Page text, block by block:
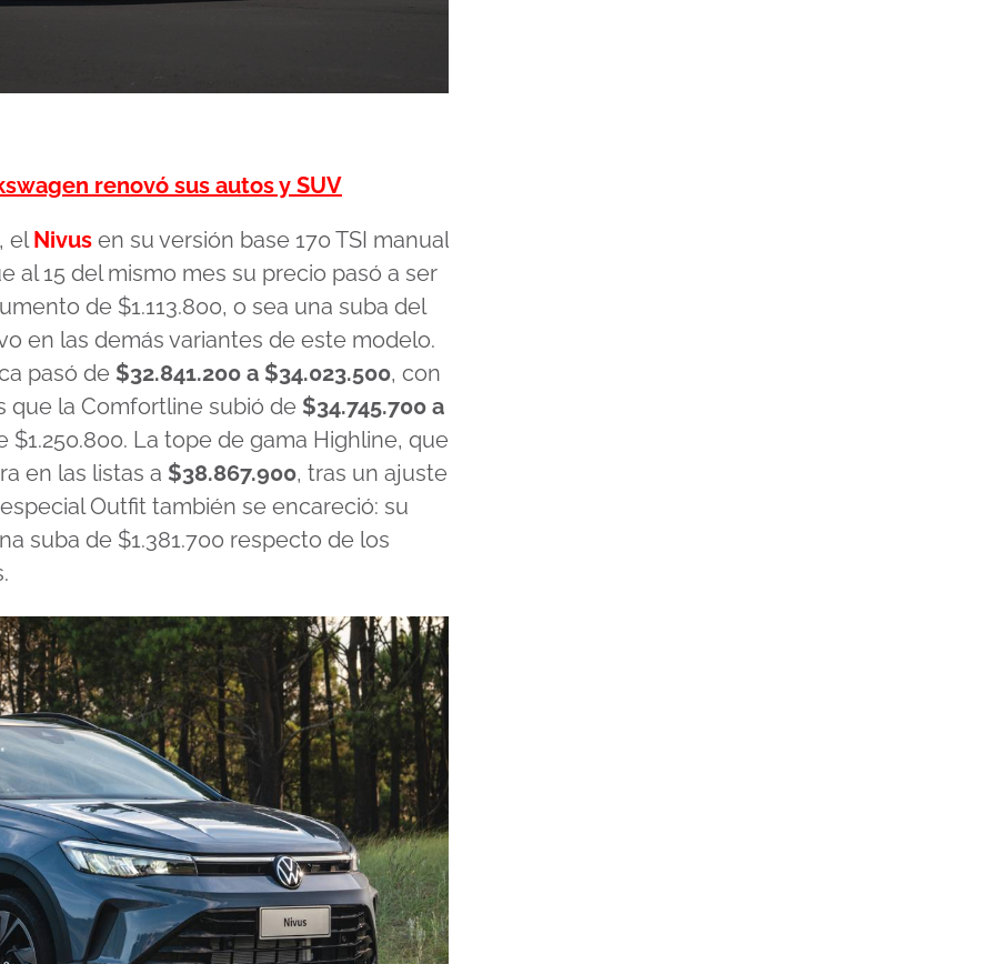
renovó sus autos y SUV
el Nivus en su versión base 170 TSI manual
al 15 del mismo mes su precio pasó a ser
de $1.113.800, o sea una suba del
en las demás variantes de este modelo.
pasó de $32.841.200 a $34.023.500, con
que la Comfortline subió de $34.745.700 a
$1.250.800. La tope de gama Highline, que
en las listas a $38.867.900, tras un ajuste
Outfit también se encareció: su
suba de $1.381.700 respecto de los